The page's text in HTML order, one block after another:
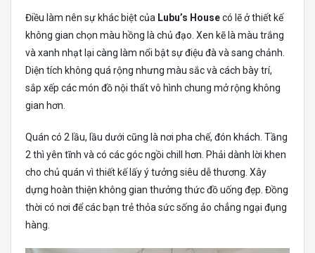
Điều làm nên sự khác biệt của Lubu’s Housecó lẽ ở thiết kế
không gian chọn màu hồng là chủ đạo. Xen kẽ là màu trắng
và xanh nhạt lại càng làm nổi bật sự điệu đà và sang chảnh.
Diện tích không quá rộng nhưng màu sắc và cách bày trí,
sắp xếp các món đồ nội thất vô hình chung mở rộng không
gian hơn.
Quán có 2 lầu, lầu dưới cũng là nơi pha chế, đón khách. Tầng
2 thì yên tĩnh và có các góc ngồi chill hơn. Phải dành lời khen
cho chủ quán vì thiết kế lấy ý tưởng siêu dễ thương. Xây
dựng hoàn thiện không gian thưởng thức đồ uống đẹp. Đồng
thời có nơi để các bạn trẻ thỏa sức sống ảo chẳng ngại đụng
hàng.